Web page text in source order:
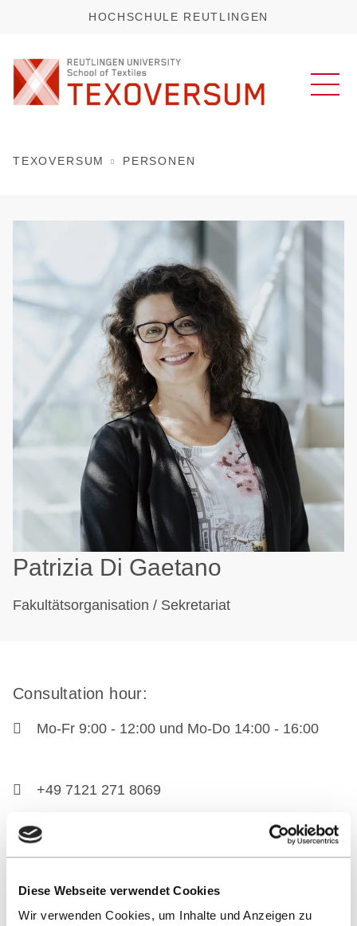
Diese Webseite verwendet Cookies
Wir verwenden Cookies, um Inhalte und Anzeigen zu
HOCHSCHULE REUTLINGEN
TEXOVERSUM PERSONEN
Patrizia Di Gaetano
Fakultätsorganisation / Sekretariat
Consultation hour:
Mo-Fr 9:00 - 12:00 und Mo-Do 14:00 - 16:00
+49 7121 271 8069
Building 30, Room 2.0-13
BACK TO LIST